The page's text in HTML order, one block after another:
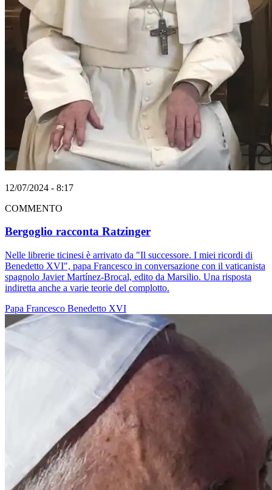
12/07/2024 - 8:17
COMMENTO
Bergoglio racconta Ratzinger
Nelle librerie ticinesi è arrivato da "Il successore. I miei ricordi di
Benedetto XVI", papa Francesco in conversazione con il vaticanista
spagnolo Javier Martínez-Brocal, edito da Marsilio. Una risposta
indiretta anche a varie teorie del complotto.
Papa Francesco Benedetto XVI